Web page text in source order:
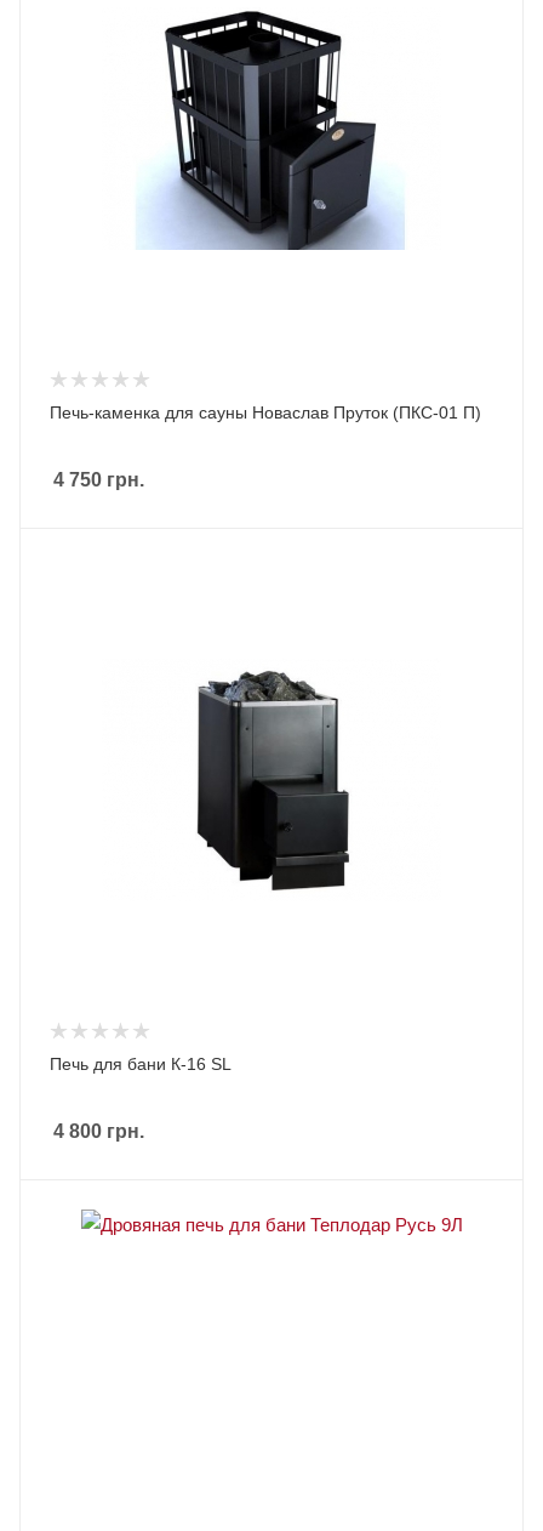
Печь-каменка для сауны Новаслав Пруток (ПКС-01 П)
4 750 грн.
Печь для бани К-16 SL
4 800 грн.